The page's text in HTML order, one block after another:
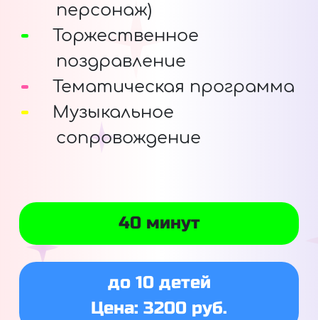
персонаж)
Торжественное
поздравление
Тематическая программа
Музыкальное
сопровождение
40 минут
до 10 детей
Цена: 3200 руб.